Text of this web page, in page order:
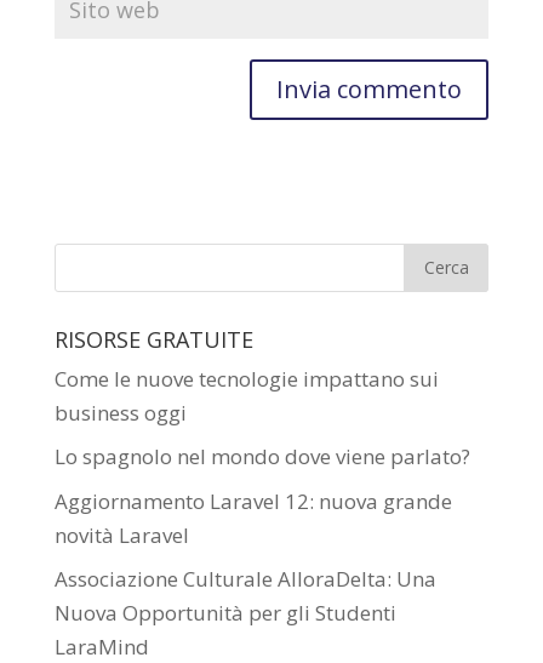
RISORSE GRATUITE
Come le nuove tecnologie impattano sui
business oggi
Lo spagnolo nel mondo dove viene parlato?
Aggiornamento Laravel 12: nuova grande
novità Laravel
Associazione Culturale AlloraDelta: Una
Nuova Opportunità per gli Studenti
LaraMind